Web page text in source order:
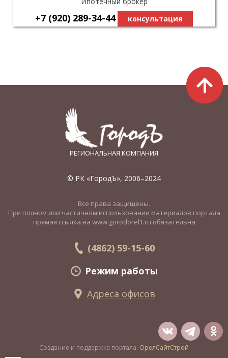
+7 (920) 289-34-44 консультация
РЕГИОНАЛЬНАЯ КОМПАНИЯ
© РК «ГородЪ», 2006–2024
Все права защищены.
При полном или частичном использовании материалов портала
прямая ссылка на www.gorodorel1.ru обязательна
(4862) 59-15-60
Режим работы
Адреса офисов
Создание и поддержка портала: ОрелСайтСтрой